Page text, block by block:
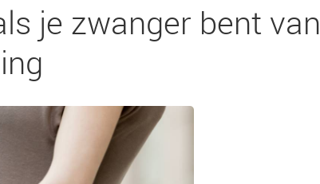
je zwanger bent van